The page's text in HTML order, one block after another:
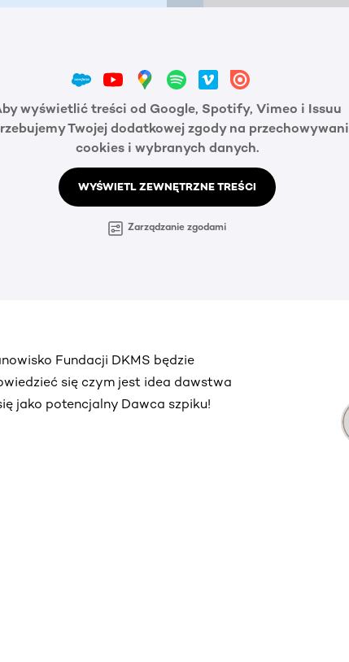
wyświetlić treści od Google, Spotify, Vimeo i Issuu
Twojej dodatkowej zgody na
cookies i wybranych danych.
WYŚWIETL ZEWNĘTRZNE TREŚCI
Zarządzanie zgodami
Fundacji DKMS będzie
się czym jest idea dawstwa
jako potencjalny Dawca szpiku!